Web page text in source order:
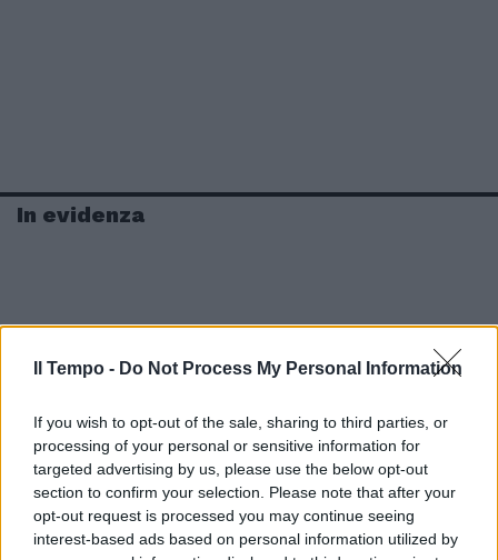
Il Tempo - Do Not Process My Personal Information
If you wish to opt-out of the sale, sharing to third parties, or
processing of your personal or sensitive information for
targeted advertising by us, please use the below opt-out
section to confirm your selection. Please note that after your
opt-out request is processed you may continue seeing
interest-based ads based on personal information utilized by
In evidenza